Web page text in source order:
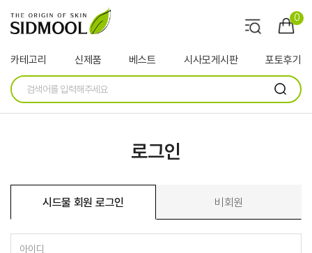
0
카테고리 신제품 베스트 시사모게시판 포토후기
로그인
시드물 회원 로그인 비회원